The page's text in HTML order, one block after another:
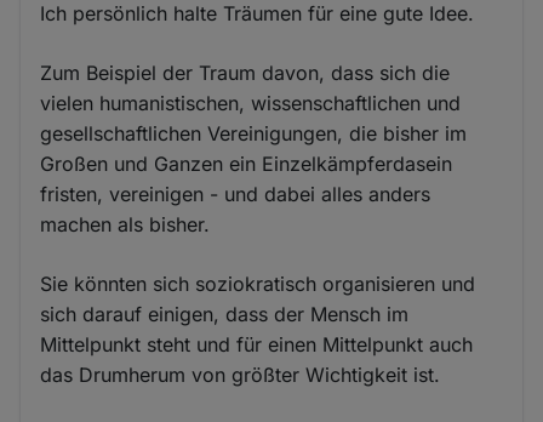
Ich persönlich halte Träumen für eine gute Idee.
Zum Beispiel der Traum davon, dass sich die
vielen humanistischen, wissenschaftlichen und
gesellschaftlichen Vereinigungen, die bisher im
Großen und Ganzen ein Einzelkämpferdasein
fristen, vereinigen - und dabei alles anders
machen als bisher.
Sie könnten sich soziokratisch organisieren und
sich darauf einigen, dass der Mensch im
Mittelpunkt steht und für einen Mittelpunkt auch
das Drumherum von größter Wichtigkeit ist.